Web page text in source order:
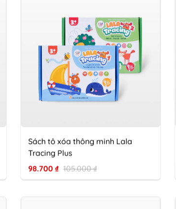
Sách tô xóa thông minh Lala
Tracing Plus
98.700 ₫ 105.000₫